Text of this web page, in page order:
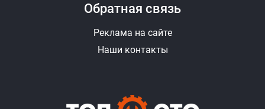
Обратная связь
Реклама на сайте
Наши контакты